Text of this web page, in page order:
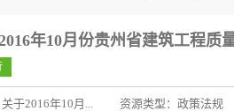
年10月份贵州省建筑工程质
关于2016年10月...
资源类型：政策法规